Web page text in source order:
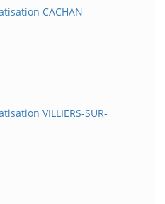
CACHAN
VILLIERS-SUR-